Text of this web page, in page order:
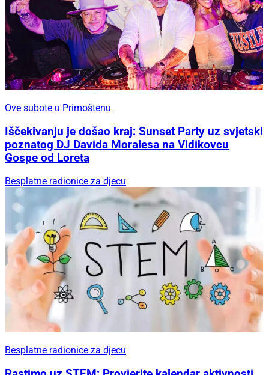
Ove subote u Primoštenu
Iščekivanju je došao kraj: Sunset Party uz svjetski
poznatog DJ Davida Moralesa na Vidikovcu
Gospe od Loreta
Besplatne radionice za djecu
Besplatne radionice za djecu